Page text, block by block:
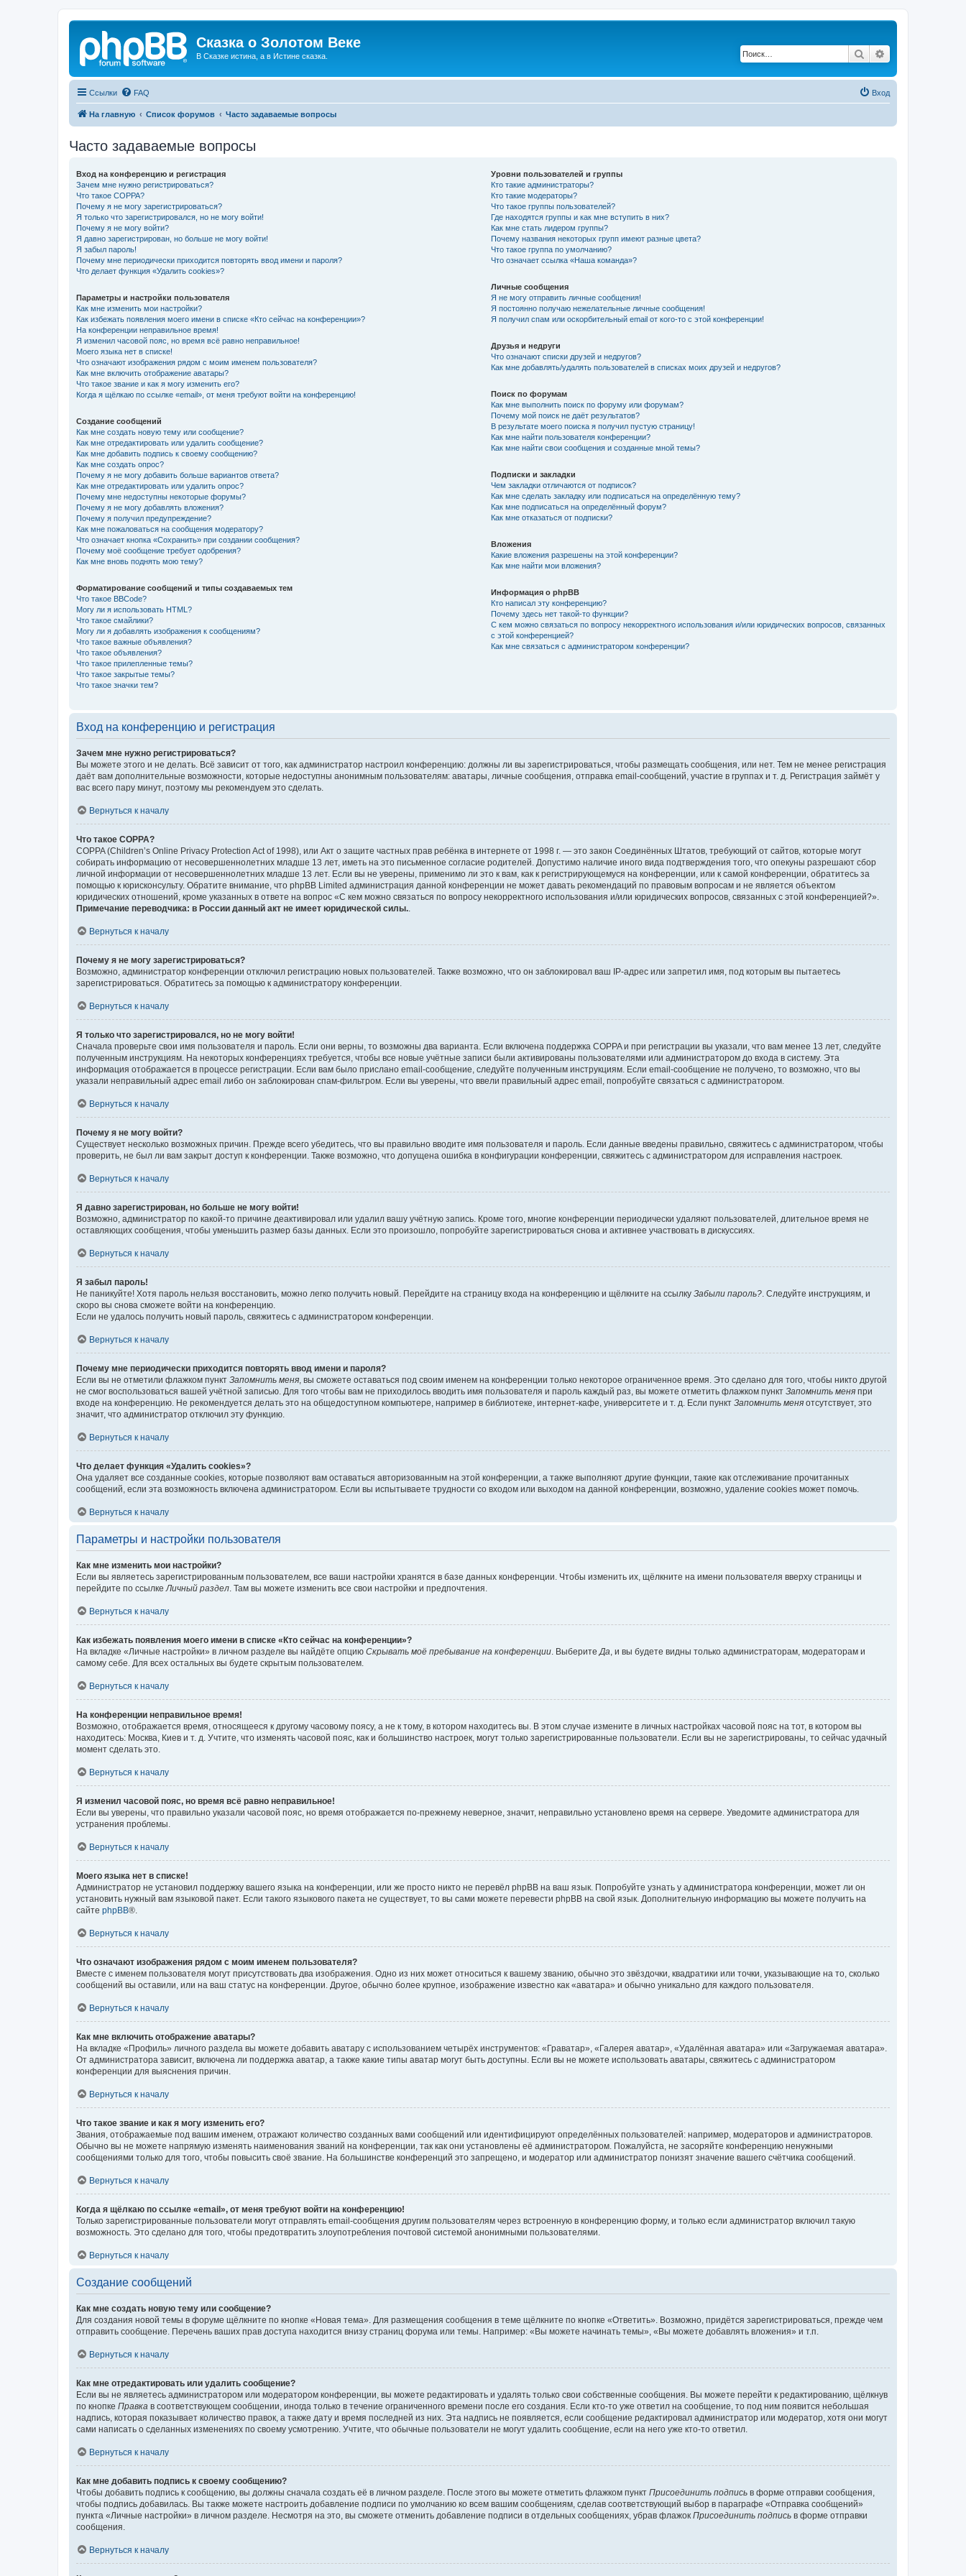
Сказка о Золотом Веке
В Сказке истина, а в Истине сказка. Поиск
Ссылки FAQ Вход
На главную Список форумов Часто задаваемые вопросы
Часто задаваемые вопросы
Вход на конференцию и регистрация
Зачем мне нужно регистрироваться?
Что такое COPPA?
Почему я не могу зарегистрироваться?
Я только что зарегистрировался, но не могу войти!
Почему я не могу войти?
Я давно зарегистрирован, но больше не могу войти!
Я забыл пароль!
Почему мне периодически приходится повторять ввод имени и пароля?
Что делает функция «Удалить cookies»?
Параметры и настройки пользователя
Как мне изменить мои настройки?
Как избежать появления моего имени в списке «Кто сейчас на конференции»?
На конференции неправильное время!
Я изменил часовой пояс, но время всё равно неправильное!
Моего языка нет в списке!
Что означают изображения рядом с моим именем пользователя?
Как мне включить отображение аватары?
Что такое звание и как я могу изменить его?
Когда я щёлкаю по ссылке «email», от меня требуют войти на конференцию!
Создание сообщений
Как мне создать новую тему или сообщение?
Как мне отредактировать или удалить сообщение?
Как мне добавить подпись к своему сообщению?
Как мне создать опрос?
Почему я не могу добавить больше вариантов ответа?
Как мне отредактировать или удалить опрос?
Почему мне недоступны некоторые форумы?
Почему я не могу добавлять вложения?
Почему я получил предупреждение?
Как мне пожаловаться на сообщения модератору?
Что означает кнопка «Сохранить» при создании сообщения?
Почему моё сообщение требует одобрения?
Как мне вновь поднять мою тему?
Форматирование сообщений и типы создаваемых тем
Что такое BBCode?
Могу ли я использовать HTML?
Что такое смайлики?
Могу ли я добавлять изображения к сообщениям?
Что такое важные объявления?
Что такое объявления?
Что такое прилепленные темы?
Что такое закрытые темы?
Что такое значки тем?
Уровни пользователей и группы
Кто такие администраторы?
Кто такие модераторы?
Что такое группы пользователей?
Где находятся группы и как мне вступить в них?
Как мне стать лидером группы?
Почему названия некоторых групп имеют разные цвета?
Что такое группа по умолчанию?
Что означает ссылка «Наша команда»?
Личные сообщения
Я не могу отправить личные сообщения!
Я постоянно получаю нежелательные личные сообщения!
Я получил спам или оскорбительный email от кого-то с этой конференции!
Друзья и недруги
Что означают списки друзей и недругов?
Как мне добавлять/удалять пользователей в списках моих друзей и недругов?
Поиск по форумам
Как мне выполнить поиск по форуму или форумам?
Почему мой поиск не даёт результатов?
В результате моего поиска я получил пустую страницу!
Как мне найти пользователя конференции?
Как мне найти свои сообщения и созданные мной темы?
Подписки и закладки
Чем закладки отличаются от подписок?
Как мне сделать закладку или подписаться на определённую тему?
Как мне подписаться на определённый форум?
Как мне отказаться от подписки?
Вложения
Какие вложения разрешены на этой конференции?
Как мне найти мои вложения?
Информация о phpBB
Кто написал эту конференцию?
Почему здесь нет такой-то функции?
С кем можно связаться по вопросу некорректного использования и/или юридических вопросов, связанных
с этой конференцией?
Как мне связаться с администратором конференции?
Вход на конференцию и регистрация
Зачем мне нужно регистрироваться?
Вы можете этого и не делать. Всё зависит от того, как администратор настроил конференцию: должны ли вы зарегистрироваться, чтобы размещать сообщения, или нет. Тем не менее регистрация
даёт вам дополнительные возможности, которые недоступны анонимным пользователям: аватары, личные сообщения, отправка email-сообщений, участие в группах и т. д. Регистрация займёт у
вас всего пару минут, поэтому мы рекомендуем это сделать.
Вернуться к началу
Что такое COPPA?
COPPA (Children’s Online Privacy Protection Act of 1998), или Акт о защите частных прав ребёнка в интернете от 1998 г. — это закон Соединённых Штатов, требующий от сайтов, которые могут
собирать информацию от несовершеннолетних младше 13 лет, иметь на это письменное согласие родителей. Допустимо наличие иного вида подтверждения того, что опекуны разрешают сбор
личной информации от несовершеннолетних младше 13 лет. Если вы не уверены, применимо ли это к вам, как к регистрирующемуся на конференции, или к самой конференции, обратитесь за
помощью к юрисконсульту. Обратите внимание, что phpBB Limited администрация данной конференции не может давать рекомендаций по правовым вопросам и не является объектом
юридических отношений, кроме указанных в ответе на вопрос «С кем можно связаться по вопросу некорректного использования и/или юридических вопросов, связанных с этой конференцией?».
Примечание переводчика: в России данный акт не имеет юридической силы.
Вернуться к началу
Почему я не могу зарегистрироваться?
Возможно, администратор конференции отключил регистрацию новых пользователей. Также возможно, что он заблокировал ваш IP-адрес или запретил имя, под которым вы пытаетесь
зарегистрироваться. Обратитесь за помощью к администратору конференции.
Вернуться к началу
Я только что зарегистрировался, но не могу войти!
Сначала проверьте свои имя пользователя и пароль. Если они верны, то возможны два варианта. Если включена поддержка COPPA и при регистрации вы указали, что вам менее 13 лет, следуйте
полученным инструкциям. На некоторых конференциях требуется, чтобы все новые учётные записи были активированы пользователями или администратором до входа в систему. Эта
информация отображается в процессе регистрации. Если вам было прислано email-сообщение, следуйте полученным инструкциям. Если email-сообщение не получено, то возможно, что вы
указали неправильный адрес email либо он заблокирован спам-фильтром. Если вы уверены, что ввели правильный адрес email, попробуйте связаться с администратором.
Вернуться к началу
Почему я не могу войти?
Существует несколько возможных причин. Прежде всего убедитесь, что вы правильно вводите имя пользователя и пароль. Если данные введены правильно, свяжитесь с администратором, чтобы
проверить, не был ли вам закрыт доступ к конференции. Также возможно, что допущена ошибка в конфигурации конференции, свяжитесь с администратором для исправления настроек.
Вернуться к началу
Я давно зарегистрирован, но больше не могу войти!
Возможно, администратор по какой-то причине деактивировал или удалил вашу учётную запись. Кроме того, многие конференции периодически удаляют пользователей, длительное время не
оставляющих сообщения, чтобы уменьшить размер базы данных. Если это произошло, попробуйте зарегистрироваться снова и активнее участвовать в дискуссиях.
Вернуться к началу
Я забыл пароль!
Не паникуйте! Хотя пароль нельзя восстановить, можно легко получить новый. Перейдите на страницу входа на конференцию и щёлкните на ссылку Забыли пароль? . Следуйте инструкциям, и
скоро вы снова сможете войти на конференцию.
Если не удалось получить новый пароль, свяжитесь с администратором конференции.
Вернуться к началу
Почему мне периодически приходится повторять ввод имени и пароля?
Если вы не отметили флажком пункт Запомнить меня , вы сможете оставаться под своим именем на конференции только некоторое ограниченное время. Это сделано для того, чтобы никто другой
не смог воспользоваться вашей учётной записью. Для того чтобы вам не приходилось вводить имя пользователя и пароль каждый раз, вы можете отметить флажком пункт Запомнить меня при
входе на конференцию. Не рекомендуется делать это на общедоступном компьютере, например в библиотеке, интернет-кафе, университете и т. д. Если пункт Запомнить меня отсутствует, это
значит, что администратор отключил эту функцию.
Вернуться к началу
Что делает функция «Удалить cookies»?
Она удаляет все созданные cookies, которые позволяют вам оставаться авторизованным на этой конференции, а также выполняют другие функции, такие как отслеживание прочитанных
сообщений, если эта возможность включена администратором. Если вы испытываете трудности со входом или выходом на данной конференции, возможно, удаление cookies может помочь.
Вернуться к началу
Параметры и настройки пользователя
Как мне изменить мои настройки?
Если вы являетесь зарегистрированным пользователем, все ваши настройки хранятся в базе данных конференции. Чтобы изменить их, щёлкните на имени пользователя вверху страницы и
перейдите по ссылке Личный раздел . Там вы можете изменить все свои настройки и предпочтения.
Вернуться к началу
Как избежать появления моего имени в списке «Кто сейчас на конференции»?
На вкладке «Личные настройки» в личном разделе вы найдёте опцию Скрывать моё пребывание на конференции . Выберите Да , и вы будете видны только администраторам, модераторам и
самому себе. Для всех остальных вы будете скрытым пользователем.
Вернуться к началу
На конференции неправильное время!
Возможно, отображается время, относящееся к другому часовому поясу, а не к тому, в котором находитесь вы. В этом случае измените в личных настройках часовой пояс на тот, в котором вы
находитесь: Москва, Киев и т. д. Учтите, что изменять часовой пояс, как и большинство настроек, могут только зарегистрированные пользователи. Если вы не зарегистрированы, то сейчас удачный
момент сделать это.
Вернуться к началу
Я изменил часовой пояс, но время всё равно неправильное!
Если вы уверены, что правильно указали часовой пояс, но время отображается по-прежнему неверное, значит, неправильно установлено время на сервере. Уведомите администратора для
устранения проблемы.
Вернуться к началу
Моего языка нет в списке!
Администратор не установил поддержку вашего языка на конференции, или же просто никто не перевёл phpBB на ваш язык. Попробуйте узнать у администратора конференции, может ли он
установить нужный вам языковой пакет. Если такого языкового пакета не существует, то вы сами можете перевести phpBB на свой язык. Дополнительную информацию вы можете получить на
сайте phpBB®.
Вернуться к началу
Что означают изображения рядом с моим именем пользователя?
Вместе с именем пользователя могут присутствовать два изображения. Одно из них может относиться к вашему званию, обычно это звёздочки, квадратики или точки, указывающие на то, сколько
сообщений вы оставили, или на ваш статус на конференции. Другое, обычно более крупное, изображение известно как «аватара» и обычно уникально для каждого пользователя.
Вернуться к началу
Как мне включить отображение аватары?
На вкладке «Профиль» личного раздела вы можете добавить аватару с использованием четырёх инструментов: «Граватар», «Галерея аватар», «Удалённая аватара» или «Загружаемая аватара».
От администратора зависит, включена ли поддержка аватар, а также какие типы аватар могут быть доступны. Если вы не можете использовать аватары, свяжитесь с администратором
конференции для выяснения причин.
Вернуться к началу
Что такое звание и как я могу изменить его?
Звания, отображаемые под вашим именем, отражают количество созданных вами сообщений или идентифицируют определённых пользователей: например, модераторов и администраторов.
Обычно вы не можете напрямую изменять наименования званий на конференции, так как они установлены её администратором. Пожалуйста, не засоряйте конференцию ненужными
сообщениями только для того, чтобы повысить своё звание. На большинстве конференций это запрещено, и модератор или администратор понизят значение вашего счётчика сообщений.
Вернуться к началу
Когда я щёлкаю по ссылке «email», от меня требуют войти на конференцию!
Только зарегистрированные пользователи могут отправлять email-сообщения другим пользователям через встроенную в конференцию форму, и только если администратор включил такую
возможность. Это сделано для того, чтобы предотвратить злоупотребления почтовой системой анонимными пользователями.
Вернуться к началу
Создание сообщений
Как мне создать новую тему или сообщение?
Для создания новой темы в форуме щёлкните по кнопке «Новая тема». Для размещения сообщения в теме щёлкните по кнопке «Ответить». Возможно, придётся зарегистрироваться, прежде чем
отправить сообщение. Перечень ваших прав доступа находится внизу страниц форума или темы. Например: «Вы можете начинать темы», «Вы можете добавлять вложения» и т.п.
Вернуться к началу
Как мне отредактировать или удалить сообщение?
Если вы не являетесь администратором или модератором конференции, вы можете редактировать и удалять только свои собственные сообщения. Вы можете перейти к редактированию, щёлкнув
по кнопке Правка в соответствующем сообщении, иногда только в течение ограниченного времени после его создания. Если кто-то уже ответил на сообщение, то под ним появится небольшая
надпись, которая показывает количество правок, а также дату и время последней из них. Эта надпись не появляется, если сообщение редактировал администратор или модератор, хотя они могут
сами написать о сделанных изменениях по своему усмотрению. Учтите, что обычные пользователи не могут удалить сообщение, если на него уже кто-то ответил.
Вернуться к началу
Как мне добавить подпись к своему сообщению?
Чтобы добавить подпись к сообщению, вы должны сначала создать её в личном разделе. После этого вы можете отметить флажком пункт Присоединить подпись в форме отправки сообщения,
чтобы подпись добавилась. Вы также можете настроить добавление подписи по умолчанию ко всем вашим сообщениям, сделав соответствующий выбор в параграфе «Отправка сообщений»
пункта «Личные настройки» в личном разделе. Несмотря на это, вы сможете отменить добавление подписи в отдельных сообщениях, убрав флажок Присоединить подпись в форме отправки
сообщения.
Вернуться к началу